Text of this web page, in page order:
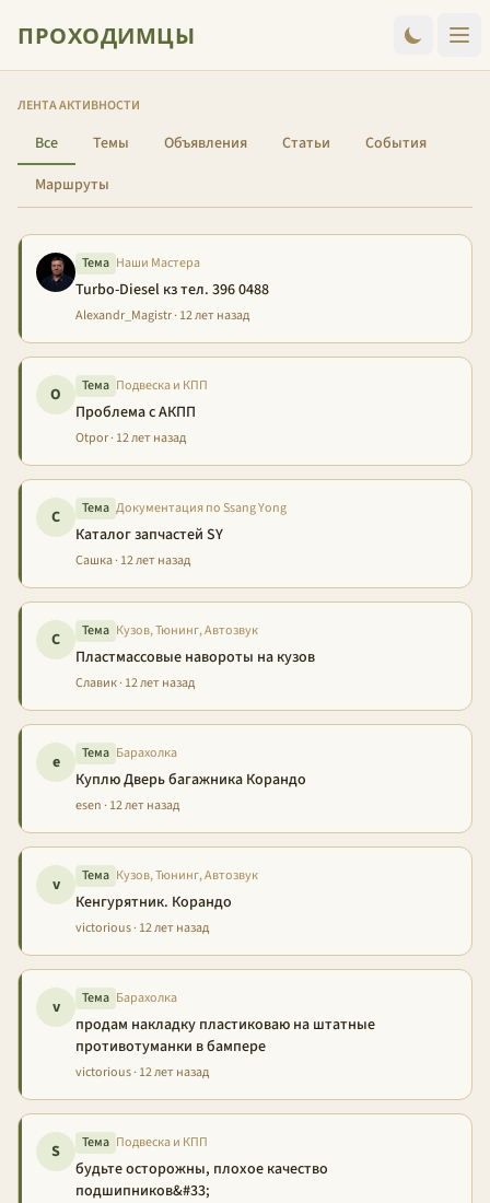
ПРОХОДИМЦЫ
ЛЕНТА АКТИВНОСТИ
Все Темы Объявления Статьи
События
Маршруты
Тема Наши Мастера
Turbo-Diesel кз тел. 396 0488
Alexandr_Magistr · 12 лет назад
O Тема Подвеска и КПП
Проблема с АКПП
Otpor · 12 лет назад
С Тема Документация по Ssang Yong
Каталог запчастей SY
Сашка · 12 лет назад
С Тема Кузов, Тюнинг, Автозвук
Пластмассовые навороты на кузов
Славик · 12 лет назад
e Тема Барахолка
Куплю Дверь багажника Корандо
esen · 12 лет назад
v Тема Кузов, Тюнинг, Автозвук
Кенгурятник. Корандо
victorious · 12 лет назад
v Тема Барахолка
продам накладку пластиковаю на штатные
противотуманки в бампере
victorious · 12 лет назад
S Тема Подвеска и КПП
будьте осторожны, плохое качество
подшипников&#33;